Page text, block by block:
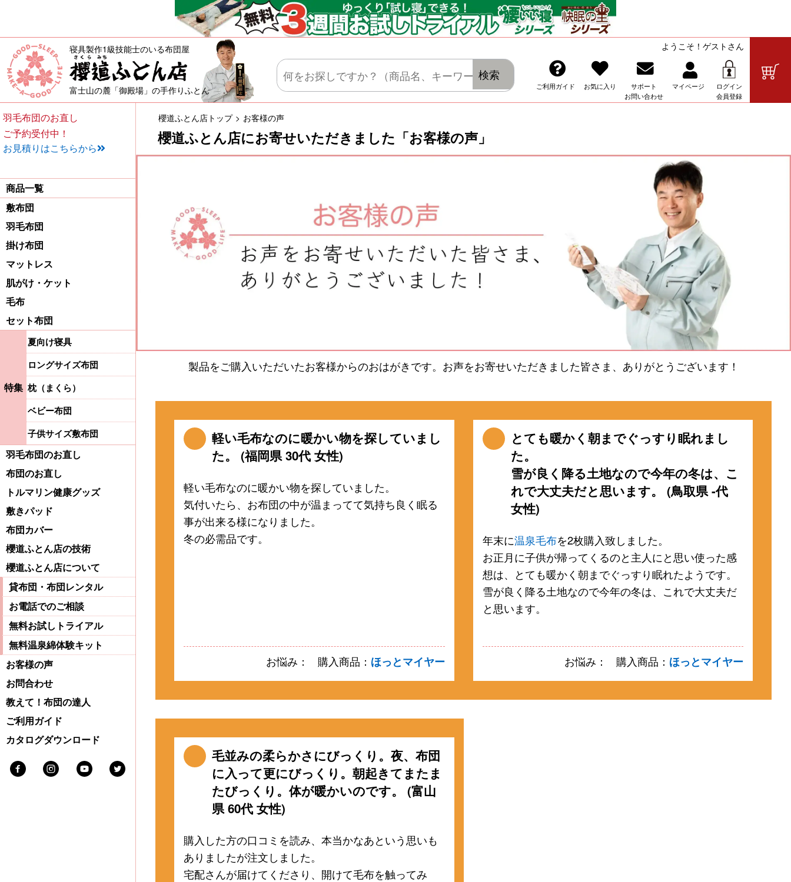
櫻道ふとん店にお寄せいただきました「お客様の声」
敷布団・掛け布団・羽毛布団・マットレス・肌がけ・毛布・セット布団の販売
寝具製作1級技能士のいる布団屋
富士山の麓「御殿場」の手作りふとん
ようこそ！ゲストさん
ご利用ガイド お気に入り
サポート
お問い合わせ
マイページ
ログイン
会員登録
検索
櫻道ふとん店トップ お客様の声
製品をご購入いただいたお客様からのおはがきです。お声をお寄せいただきました皆さま、ありがとうございます！
軽い毛布なのに暖かい物を探していまし
た。 (福岡県 30代 女性)
軽い毛布なのに暖かい物を探していました。
気付いたら、お布団の中が温まってて気持ち良く眠る
事が出来る様になりました。
冬の必需品です。
お悩み： 購入商品： ほっとマイヤー
とても暖かく朝までぐっすり眠れまし
た。
雪が良く降る土地なので今年の冬は、こ
れで大丈夫だと思います。 (鳥取県 -代
女性)
年末に温泉毛布を2枚購入致しました。
お正月に子供が帰ってくるのと主人にと思い使った感
想は、とても暖かく朝までぐっすり眠れたようです。
雪が良く降る土地なので今年の冬は、これで大丈夫だ
と思います。
お悩み： 購入商品： ほっとマイヤー
毛並みの柔らかさにびっくり。夜、布団
に入って更にびっくり。朝起きてまたま
たびっくり。体が暖かいのです。 (富山
県 60代 女性)
購入した方の口コミを読み、本当かなあという思いも
ありましたが注文しました。
宅配さんが届けてくださり、開けて毛布を触ってみ
羽毛布団のお直し
ご予約受付中！
お見積りはこちらから
商品一覧
敷布団
羽毛布団
掛け布団
マットレス
肌がけ・ケット
毛布
セット布団
特集
夏向け寝具
ロングサイズ布団
枕（まくら）
ベビー布団
子供サイズ敷布団
羽毛布団のお直し
布団のお直し
トルマリン健康グッズ
敷きパッド
布団カバー
櫻道ふとん店の技術
櫻道ふとん店について
貸布団・布団レンタル
お電話でのご相談
無料お試しトライアル
無料温泉綿体験キット
お客様の声
お問合わせ
教えて！布団の達人
ご利用ガイド
カタログダウンロード
Facebook InstagramYoutubeTwitter